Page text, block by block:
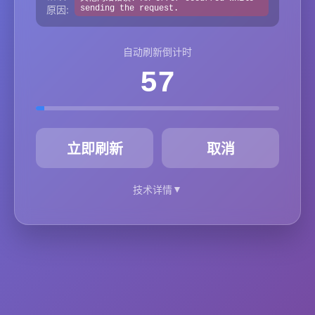
原因:
sending the request.
自动刷新倒计时
57
立即刷新 取消
技术详情▼